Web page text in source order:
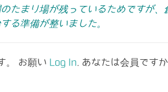
のたまり場が残っているためですが、
る準備が整いました。
。 お願い Log In . あなたは会員です